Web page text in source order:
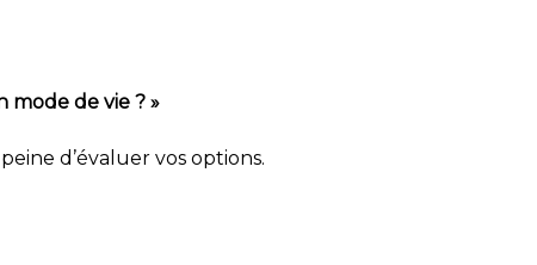
mode de vie ? »
d’évaluer vos options.